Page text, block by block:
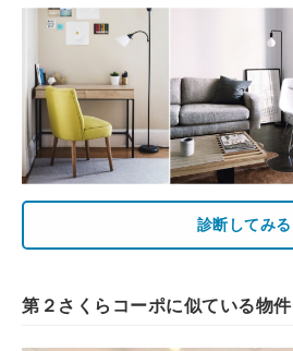
診断してみる
第２さくらコーポに似ている物件